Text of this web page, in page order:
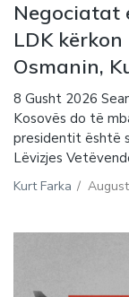
Negociatat
LDK
Osmanin,
8 Gusht 2026
Kosovës do të
presidentit është
Lëvizjes
Kurt Farka /